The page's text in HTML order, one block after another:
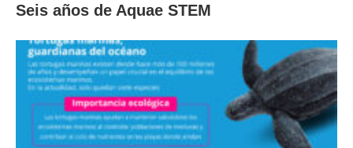
Seis años de Aquae STEM